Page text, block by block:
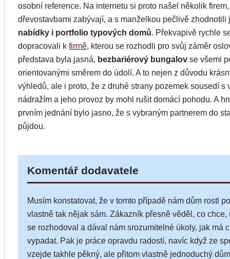
osobní reference. Na internetu si proto našel několik
dřevostavbami zabývají, a s manželkou pečlivě zhodnotili
nabídky i portfolio typových domů. Překvapivě rychle
dopracovali k firmě, kterou se rozhodli pro svůj záměr
představa byla jasná, bezbariérový bungalov se všemi
orientovanými směrem do údolí. A to nejen z důvodu
výhledů, ale i proto, že z druhé strany pozemek sousedí s
nádražím a jeho provoz by mohl rušit domácí pohodu. A
prvním jednání bylo jasno, že s vybraným partnerem do
půjdou.
Komentář dodavatele
Musím konstatovat, že v tomto případě nám dům rostl
vlastně tak nějak sám. Zákazník přesně věděl, co chce,
se rozhodoval a dával nám srozumitelné úkoly, jak má
vypadat. Pak je práce opravdu radostí, navíc když ze
vzejde takhle pěkný, ale přitom vlastně jednoduchý